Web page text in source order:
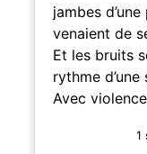
jambes
venaient de
Et les bruits
rythme
Avec
1